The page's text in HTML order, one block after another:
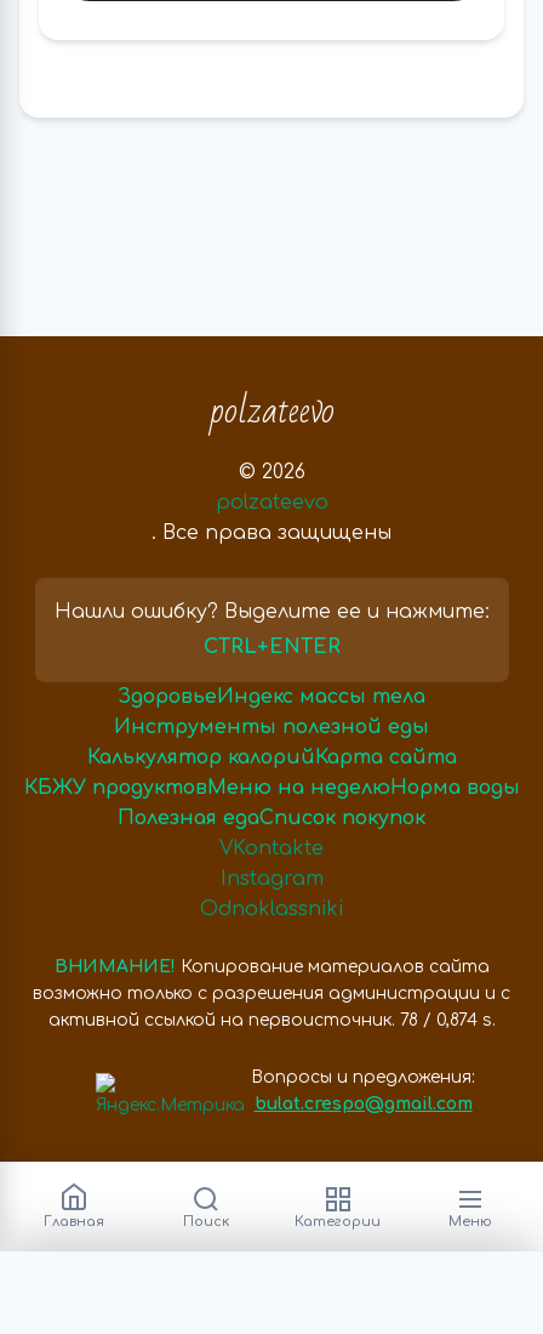
polzateevo
© 2026
polzateevo
. Все права защищены
Нашли ошибку? Выделите ее и нажмите:
CTRL+ENTER
Здоровье Индекс массы тела
Инструменты полезной еды
Калькулятор калорий Карта сайта
КБЖУ продуктов Меню на неделю Норма воды
Полезная едаСписок покупок
VKontakte
Instagram
Odnoklassniki
ВНИМАНИЕ! Копирование материалов сайта
возможно только с разрешения администрации и с
активной ссылкой на первоисточник. 78 / 0,874 s.
Вопросы и предложения:
bulat.crespo@gmail.com
Главная Поиск Категории Меню